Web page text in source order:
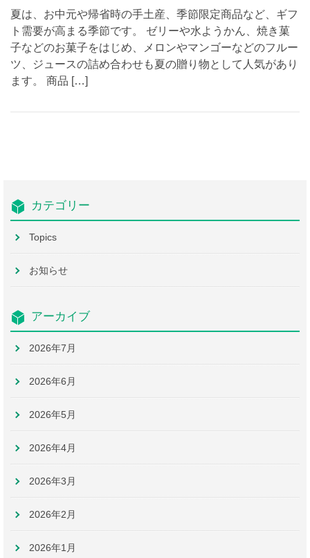
夏は、お中元や帰省時の手土産、季節限定商品など、ギフ
ト需要が高まる季節です。 ゼリーや水ようかん、焼き菓
子などのお菓子をはじめ、メロンやマンゴーなどのフルー
ツ、ジュースの詰め合わせも夏の贈り物として人気があり
ます。 商品 […]
カテゴリー
Topics
お知らせ
アーカイブ
2026年7月
2026年6月
2026年5月
2026年4月
2026年3月
2026年2月
2026年1月